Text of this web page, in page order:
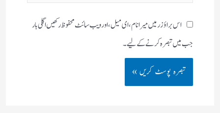
اس براؤزر میں میرا نام، ای میل، اور ویب سائٹ محفوظ رکھیں اگلی بار
جب میں تبصرہ کرنے کےلیے۔